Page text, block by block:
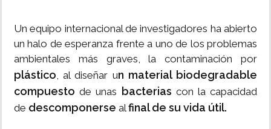
Un equipo internacional de investigadores ha abierto
un halo de esperanza frente a uno de los problemas
ambientales más graves, la contaminación por
plástico, al diseñar un material biodegradable
compuesto de unas bacterias con la capacidad
de descomponerse alfinal de su vida útil.